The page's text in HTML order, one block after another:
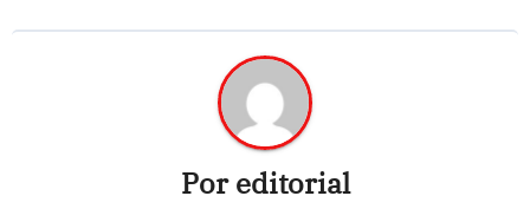
Poreditorial